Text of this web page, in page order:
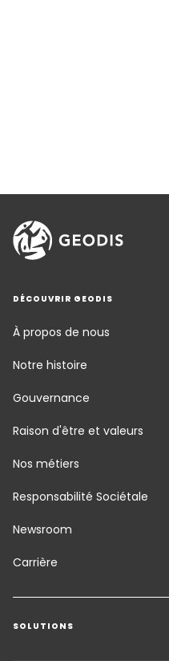
DÉCOUVRIR GEODIS
À propos de nous
Notre histoire
Gouvernance
Raison d'être et valeurs
Nos métiers
Responsabilité Sociétale
Newsroom
Carrière
SOLUTIONS